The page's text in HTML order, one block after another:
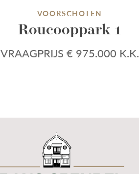
VOORSCHOTEN
Roucooppark 1
VRAAGPRIJS € 975.000 K.K.